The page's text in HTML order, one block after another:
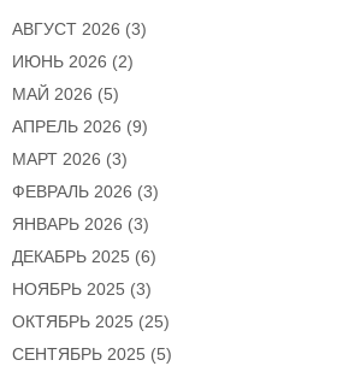
АВГУСТ 2026 (3)
ИЮНЬ 2026 (2)
МАЙ 2026 (5)
АПРЕЛЬ 2026 (9)
МАРТ 2026 (3)
ФЕВРАЛЬ 2026 (3)
ЯНВАРЬ 2026 (3)
ДЕКАБРЬ 2025 (6)
НОЯБРЬ 2025 (3)
ОКТЯБРЬ 2025 (25)
СЕНТЯБРЬ 2025 (5)